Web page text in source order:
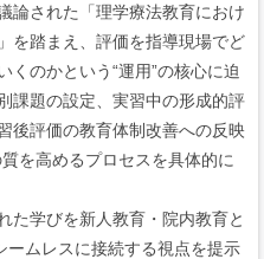
論された「理学療法教育におけ
を踏まえ、評価を指導現場でど
くのかという“運用”の核心に迫
課題の設定、実習中の形成的評
後評価の教育体制改善への反映
を高めるプロセスを具体的に
学びを新人教育・院内教育と
ームレスに接続する視点を提示